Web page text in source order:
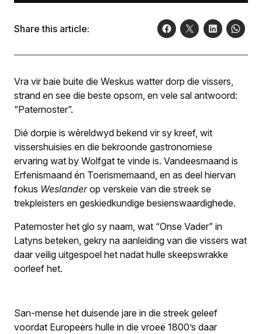
Share this article:
Vra vir baie buite die Weskus watter dorp die vissers,
strand en see die beste opsom, en vele sal antwoord:
“Paternoster”.
Dié dorpie is wêreldwyd bekend vir sy kreef, wit
vissershuisies en die bekroonde gastronomiese
ervaring wat by Wolfgat te vinde is. Vandeesmaand is
Erfenismaand én Toerismemaand, en as deel hiervan
fokus Weslanderop verskeie van die streek se
trekpleisters en geskiedkundige besienswaardighede.
Paternoster het glo sy naam, wat “Onse Vader” in
Latyns beteken, gekry na aanleiding van die vissers wat
daar veilig uitgespoel het nadat hulle skeepswrakke
oorleef het.
San-mense het duisende jare in die streek geleef
voordat Europeërs hulle in die vroeë 1800’s daar